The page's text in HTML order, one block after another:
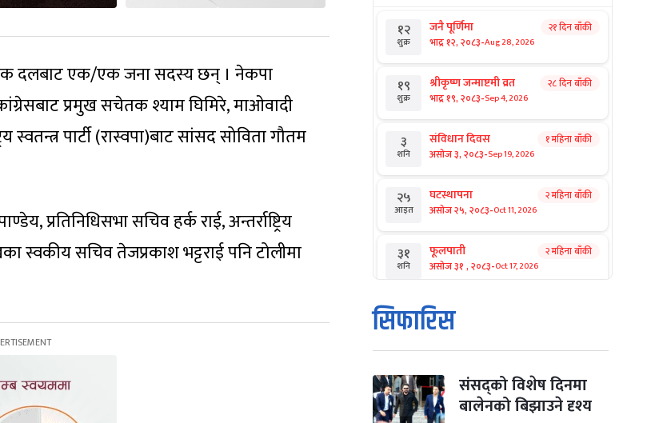
दलबाट एक/एक जना सदस्य छन् । नेकपा
प्रमुख सचेतक श्याम घिमिरे, माओवादी
स्वतन्त्र पार्टी (रास्वपा)बाट सांसद सोविता गौतम
प्रतिनिधिसभा सचिव हर्क राई, अन्तर्राष्ट्रिय
स्वकीय सचिव तेजप्रकाश भट्टराई पनि टोलीमा
१२
शुक्र
जनै पूर्णिमा
भाद्र १२, २०८३-Aug 28, 2026
२१ दिन बाँकी
१९
शुक्र
श्रीकृष्ण जन्माष्टमी व्रत
भाद्र १९, २०८३-Sep 4, 2026
२८ दिन बाँकी
३
शनि
संविधान दिवस
असोज ३, २०८३-Sep 19, 2026
१ महिना बाँकी
२५
आइत
घटस्थापना
असोज २५, २०८३-Oct 11, 2026
२ महिना बाँकी
३१
शनि
फूलपाती
असोज ३१ , २०८३-Oct 17, 2026
२ महिना बाँकी
१
आइत
कार्तिक सङ्क्रान्ति
कार्तिक १, २०८३
मंगल कार्तिक ३, २०८३-Oct 20, 2026
विजयादशमी
सिफारिस
संसद्को विशेष दिनमा
बालेनको बिझाउने दृश्य